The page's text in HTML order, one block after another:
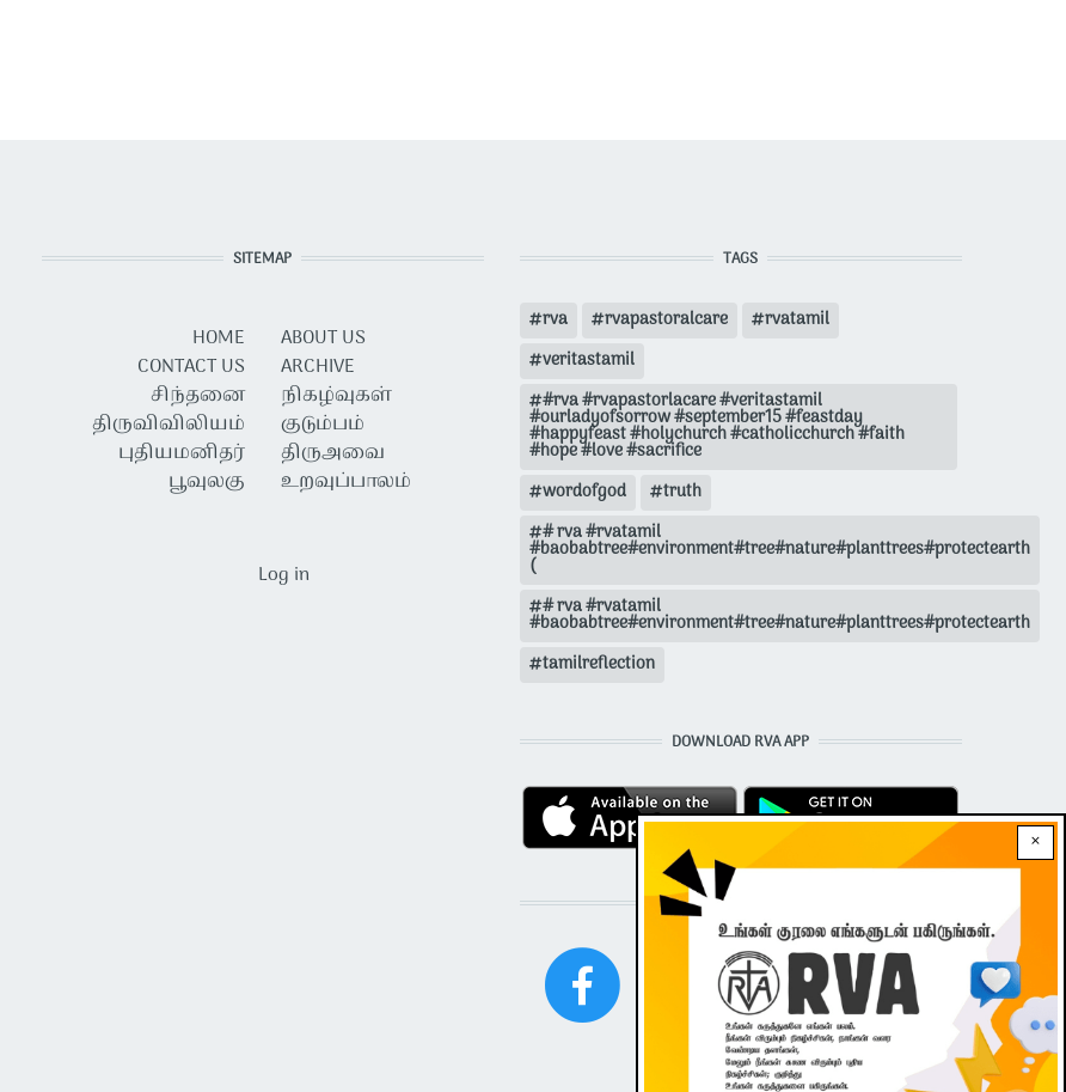
×
SITEMAP
HOME
CONTACT US
சிந்தனை
திருவிவிலியம்
புதியமனிதர்
பூவுலகு
ABOUT US
ARCHIVE
நிகழ்வுகள்
குடும்பம்
திருஅவை
உறவுப்பாலம்
Log in
TAGS
rva rvapastoralcare
rvatamil
veritastamil
#rva #rvapastorlacare #veritastamil
#ourladyofsorrow #september15 #feastday
#happyfeast #holychurch #catholicchurch #faith
#hope #love #sacrifice
wordofgod
truth
# rva #rvatamil
#baobabtree#environment#tree#nature#planttrees#protectearth
(
# rva #rvatamil
#baobabtree#environment#tree#nature#planttrees#protectearth
tamilreflection
DOWNLOAD RVA APP
STAY CONNECTED WITH US!